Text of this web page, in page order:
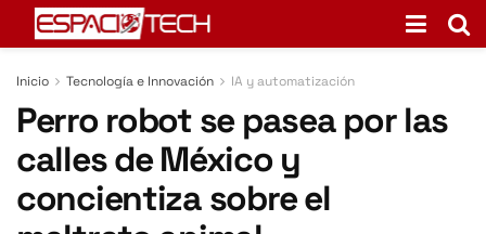
Inicio Tecnología e Innovación IA y automatización
Perro robot se pasea por las
calles de México y
concientiza sobre el